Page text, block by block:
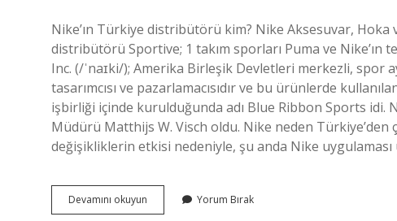
Nike’ın Türkiye distribütörü kim? Nike Aksesuvar, Hoka
distribütörü Sportive; 1 takım sporları Puma ve
Inc. (/ˈnaɪki/); Amerika Birleşik Devletleri merkezli, spor
tasarımcısı ve pazarlamacısıdır ve bu ürünlerde
işbirliği içinde kurulduğunda adı Blue Ribbon Sports
Müdürü Matthijs W. Visch oldu. Nike neden Türkiye’den
değişikliklerin etkisi nedeniyle, şu anda Nike
Devamını okuyun
Türkiyede
Yorum Bırak